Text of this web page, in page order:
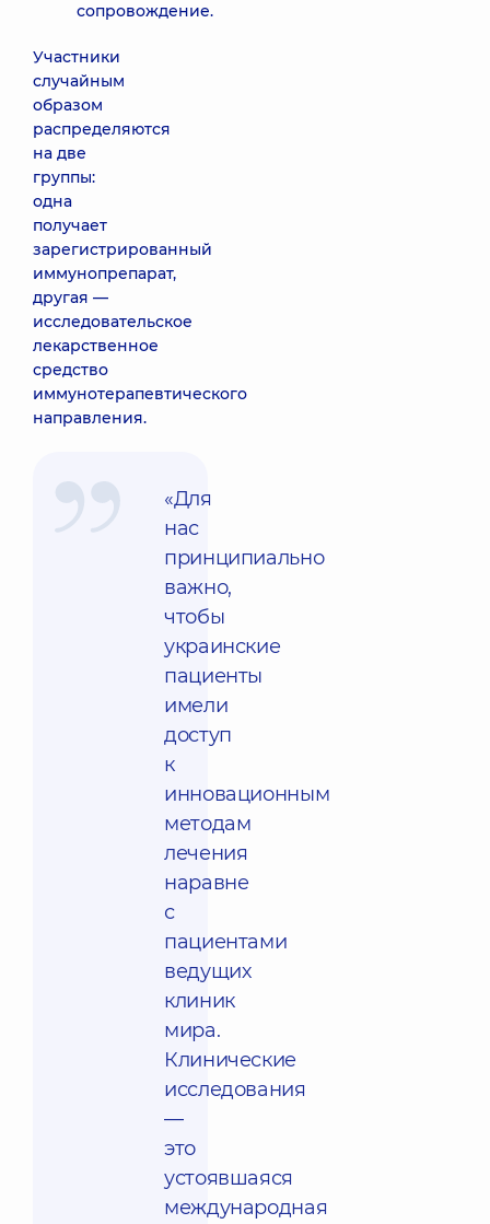
сопровождение.
Участники
случайным
образом
распределяются
на две
группы:
одна
получает
зарегистрированный
иммунопрепарат,
другая —
исследовательское
лекарственное
средство
иммунотерапевтического
направления.
«Для
нас
принципиально
важно,
чтобы
украинские
пациенты
имели
доступ
к
инновационным
методам
лечения
наравне
с
пациентами
ведущих
клиник
мира.
Клинические
исследования
—
это
устоявшаяся
международная